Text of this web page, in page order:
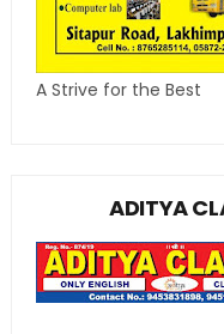
A Strive for the Best
ADITYA